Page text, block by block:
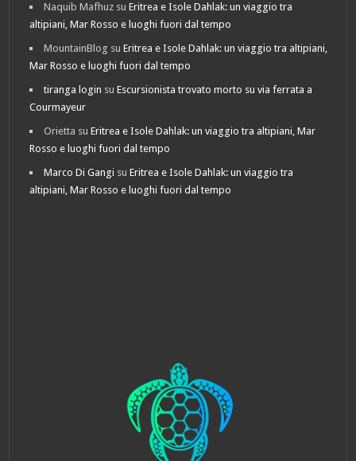
Naquib Mafhuz suEritrea e Isole Dahlak: un viaggio tra
altipiani, Mar Rosso e luoghi fuori dal tempo
MountainBlog suEritrea e Isole Dahlak: un viaggio tra altipiani,
Mar Rosso e luoghi fuori dal tempo
tiranga login suEscursionista trovato morto su via ferrata a
Courmayeur
Orietta suEritrea e Isole Dahlak: un viaggio tra altipiani, Mar
Rosso e luoghi fuori dal tempo
Marco Di Gangi suEritrea e Isole Dahlak: un viaggio tra
altipiani, Mar Rosso e luoghi fuori dal tempo